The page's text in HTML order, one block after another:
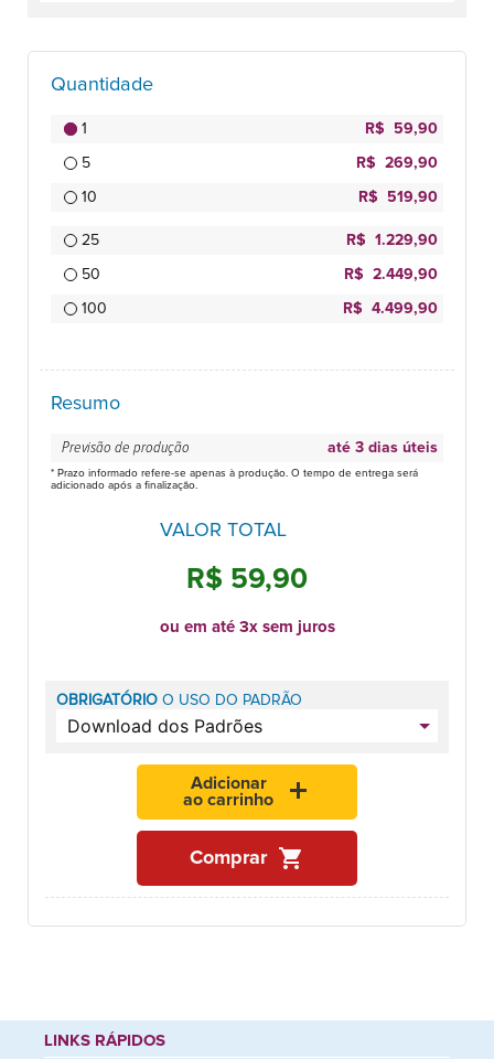
Quantidade
1 R$ 59,90
5 R$ 269,90
10 R$ 519,90
25 R$ 1.229,90
50 R$ 2.449,90
100 R$ 4.499,90
Resumo
Previsão de produção até 3 dias úteis
* Prazo informado refere-se apenas à produção. O tempo de entrega será
adicionado após a finalização.
VALOR TOTAL
R$ 59,90
ou em até 3x sem juros
OBRIGATÓRIO O USO DO PADRÃO
Adicionar
ao carrinho
add
Comprar shopping_cart
LINKS RÁPIDOS